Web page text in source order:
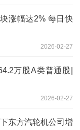
涨幅达2% 每日快
2026-02-27
万股A类普通股|
2026-02-27
东方汽轮机公司增